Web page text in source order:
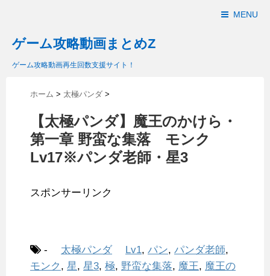
MENU
ゲーム攻略動画まとめZ
ゲーム攻略動画再生回数支援サイト！
ホーム > 太極パンダ >
【太極パンダ】魔王のかけら・
第一章 野蛮な集落 モンク
Lv17※パンダ老師・星3
スポンサーリンク
- 太極パンダ Lv1, パン, パンダ老師,
モンク , 星, 星3, 極, 野蛮な集落, 魔王, 魔王の